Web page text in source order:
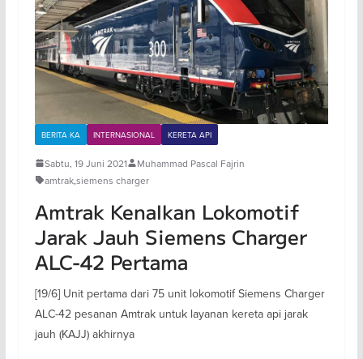
BERITA KA INTERNASIONAL KERETA API
Sabtu, 19 Juni 2021
Muhammad Pascal Fajrin
amtrak,siemens charger
Amtrak Kenalkan Lokomotif
Jarak Jauh Siemens Charger
ALC-42 Pertama
[19/6] Unit pertama dari 75 unit lokomotif Siemens Charger
ALC-42 pesanan Amtrak untuk layanan kereta api jarak
jauh (KAJJ) akhirnya